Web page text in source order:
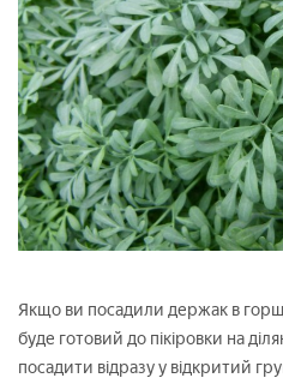
Якщо ви посадили держак в
буде готовий до пікіровки на
посадити відразу у відкритий